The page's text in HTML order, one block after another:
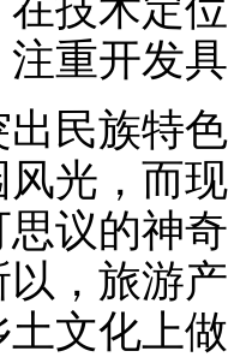
技术定
重开发
民族特
光，而
议的神
，旅游
文化上